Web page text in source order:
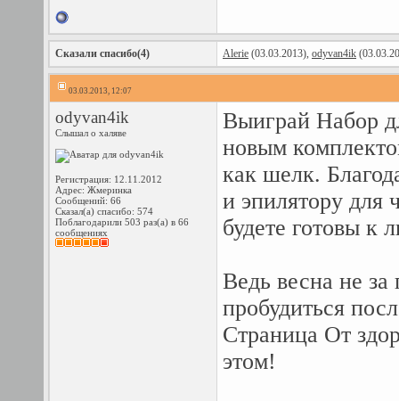
Сказали спасибо(4) Alerie (03.03.2013), odyvan4ik
03.03.2013, 12:07
odyvan4ik
Слышал о халяве
Регистрация: 12.11.2012
Адрес: Жмеринка
Сообщений: 66
Сказал(а) спасибо: 574
Поблагодарили 503 раз(а) в 66
сообщениях
Выиграй Набор
новым
как шелк.
и эпилятору для
будете готовы к
Ведь весна не за
пробудиться
Страница От
этом!